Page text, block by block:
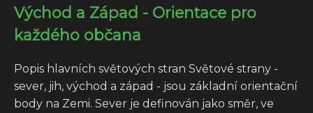
Východ a Západ - Orientace pro
každého občana
Popis hlavních světových stran Světové strany -
sever, jih, východ a západ - jsou základní orientační
body na Zemi. Sever je definován jako směr, ve